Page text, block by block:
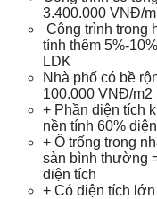
3.400.000 VNĐ/m
Công trình trong
tính thêm 5%-
LDK
Nhà phố có bề
100.000 VNĐ/m2
+ Phần diện tích
nền tính 60%
+ Ô trống trong
sàn bình thường
diện tích
+ Có diện tích